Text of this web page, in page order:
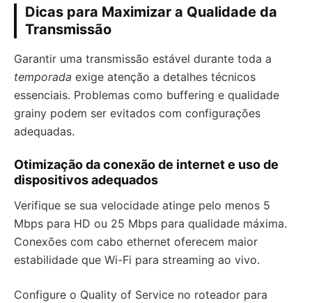
Dicas para Maximizar a Qualidade da
Transmissão
Garantir uma transmissão estável durante toda a
temporada exige atenção a detalhes técnicos
essenciais. Problemas como buffering e qualidade
grainy podem ser evitados com configurações
adequadas.
Otimização da conexão de internet e uso de
dispositivos adequados
Verifique se sua velocidade atinge pelo menos 5
Mbps para HD ou 25 Mbps para qualidade máxima.
Conexões com cabo ethernet oferecem maior
estabilidade que Wi-Fi para streaming ao vivo.
Configure o Quality of Service no roteador para